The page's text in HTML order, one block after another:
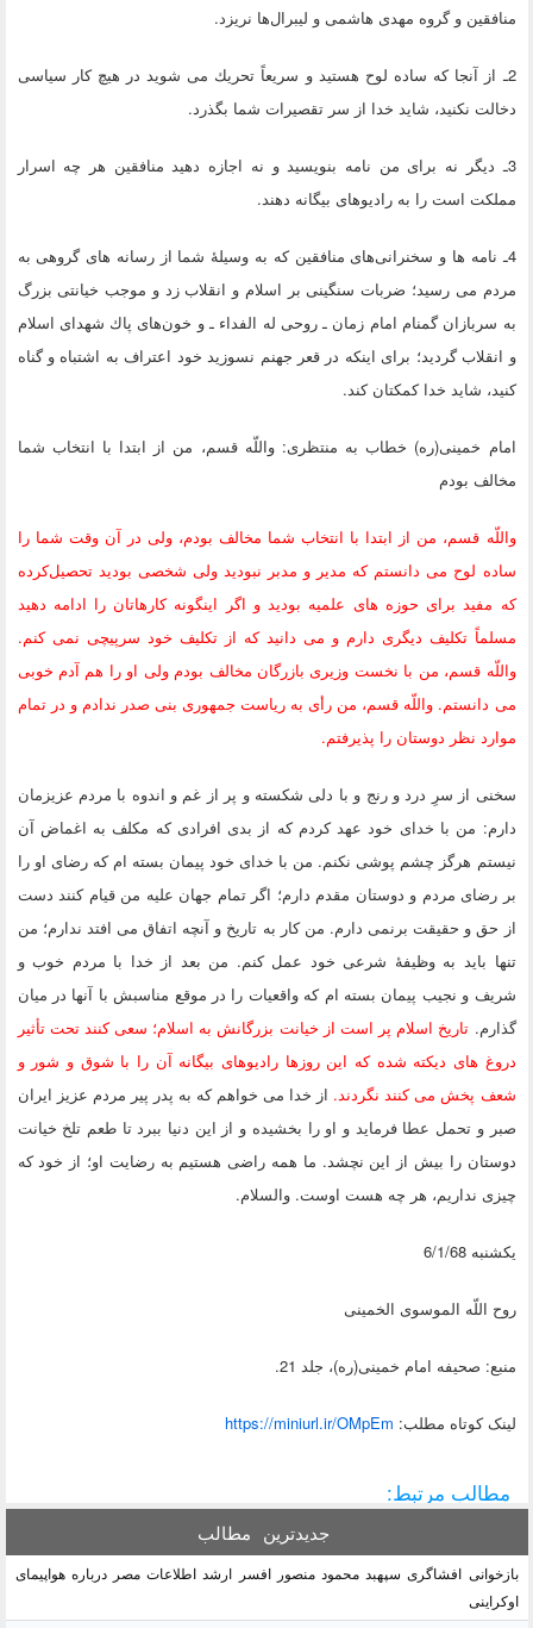
منافقین و گروه مهدی هاشمی و لیبرال‌ها نریزد.
2ـ از آنجا كه ساده ‏لوح هستید و سریعاً تحریك می ‏شوید در هیچ كار سیاسی
دخالت نكنید، شاید خدا از سر تقصیرات شما بگذرد.
3ـ دیگر نه برای من نامه بنویسید و نه اجازه دهید منافقین هر چه اسرار
مملكت است را به رادیوهای بیگانه دهند.
4ـ نامه‏ ها و سخنرانی‌های منافقین كه به وسیلۀ شما از رسانه‏ های گروهی به
مردم می ‏رسید؛ ضربات سنگینی بر اسلام و انقلاب زد و موجب خیانتی بزرگ
به سربازان گمنام امام زمان ـ روحی له الفداء ـ و خون‌های پاك شهدای اسلام
و انقلاب گردید؛ برای اینكه در قعر جهنم نسوزید خود اعتراف به اشتباه و گناه
كنید، شاید خدا كمكتان كند.
امام خمینی(ره) خطاب به منتظری:واللّه‏ قسم، من از ابتدا با انتخاب شما
مخالف بودم
واللّه‏ قسم، من از ابتدا با انتخاب شما مخالف بودم، ولی در آن وقت شما را
ساده ‏لوح می ‏دانستم كه مدیر و مدبر نبودید ولی شخصی بودید تحصیل‌كرده
كه مفید برای حوزه‏ های علمیه بودید و اگر اینگونه كارهاتان را ادامه دهید
مسلماً تكلیف دیگری دارم و می‏ دانید كه از تكلیف خود سرپیچی نمی‏ كنم.
واللّه‏ قسم، من با نخست‏ وزیری بازرگان مخالف بودم ولی او را هم آدم خوبی
می‏ دانستم. واللّه‏ قسم، من رأی به ریاست جمهوری بنی ‏صدر ندادم و در تمام
موارد نظر دوستان را پذیرفتم.
سخنی از سرِ درد و رنج و با دلی شكسته و پر از غم و اندوه با مردم عزیزمان
دارم: من با خدای خود عهد كردم كه از بدی افرادی كه مكلف به اغماض آن
نیستم هرگز چشم ‏پوشی نكنم. من با خدای خود پیمان بسته‏ ام كه رضای او را
بر رضای مردم و دوستان مقدم دارم؛ اگر تمام جهان علیه من قیام كنند دست
از حق و حقیقت برنمی ‏دارم. من كار به تاریخ و آنچه اتفاق می‏ افتد ندارم؛ من
تنها باید به وظیفۀ شرعی خود عمل كنم. من بعد از خدا با مردم خوب و
شریف و نجیب پیمان بسته‏ ام كه واقعیات را در موقع مناسبش با آنها در میان
گذارم. تاریخ اسلام پر است از خیانت بزرگانش به اسلام؛ سعی كنند تحت تأثیر
دروغ های دیكته شده كه این روزها رادیوهای بیگانه آن را با شوق و شور و
شعف پخش می‏ كنند نگردند. از خدا می ‏خواهم كه به پدر پیر مردم عزیز ایران
صبر و تحمل عطا فرماید و او را بخشیده و از این دنیا ببرد تا طعم تلخ خیانت
دوستان را بیش از این نچشد. ما همه راضی هستیم به رضایت او؛ از خود كه
چیزی نداریم، هر چه هست اوست. والسلام.
یكشنبه 6/1/68
روح ‏اللّه‏ الموسوی الخمینی
منبع: صحیفه امام خمینی(ره)، جلد 21.
لينک کوتاه مطلب: https://miniurl.ir/OMpEm
مطالب مرتبط:
جدیدترین مطالب
بازخوانی افشاگری سپهبد محمود منصور افسر ارشد اطلاعات مصر درباره هواپیمای
اوکراینی